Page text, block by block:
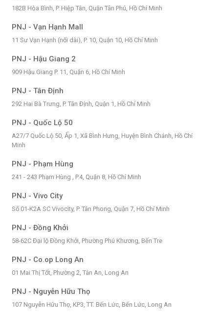
182B Hòa Bình, P. Hiệp Tân, Quận Tân Phú, Hồ Chí Minh
PNJ - Vạn Hạnh Mall
11 Sư Vạn Hạnh (nối dài), P. 10, Quận 10, Hồ Chí Minh
PNJ - Hậu Giang 2
909 Hậu.Giang P. 11, Quận 6, Hồ Chí Minh
PNJ - Tân Định
292 Hai Bà Trưng, P. Tân Định, Quận 1, Hồ Chí Minh
PNJ - Quốc Lộ 50
A27/7 Quốc Lộ 50, Ấp 1, Xã Bình Hưng, Huyện Bình Chánh, Hồ Chí
Minh
PNJ - Phạm Hùng
241 - 243 Phạm Hùng , P.4, Quận 8, Hồ Chí Minh
PNJ - Vivo City
Số 01-K2A SC Vivocity, P. Tân Phong, Quận 7, Hồ Chí Minh
PNJ - Đồng Khởi
58-62C Đại lộ Đồng Khởi, Phường Phú Khương, Bến Tre
PNJ - Co.op Long An
01 Mai Thị Tốt, Phường 2, Tân An, Long An
PNJ - Nguyễn Hữu Thọ
107 Nguyễn Hữu Thọ, KP3, TT. Bến Lức, Bến Lức, Long An